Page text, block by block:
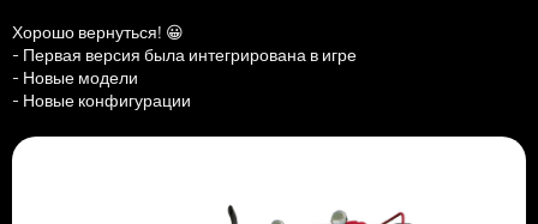
Хорошо вернуться! 😀
- Первая версия была интегрирована в игре
- Новые модели
- Новые конфигурации